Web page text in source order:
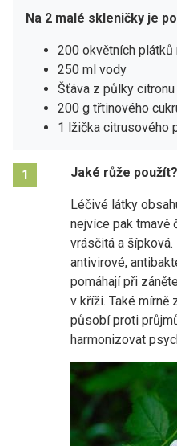
Na 2 malé skleničky je
200 okvětních plátků
250 ml vody
Šťáva z půlky
200 g třtinového
1 lžička citrusového
1 Jaké růže použít?
Léčivé látky
nejvíce pak tmavě
vrásčitá a šípková.
antivirové,
pomáhají při
v kříži. Také mírně
působí proti
harmonizovat